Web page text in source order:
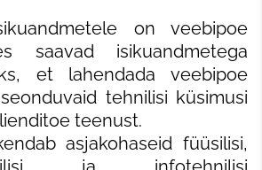
on veebipoe
saavad isikuandmetega
et lahendada veebipoe
tehnilisi küsimusi
teenust.
asjakohaseid füüsilisi,